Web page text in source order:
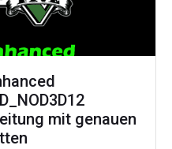
mit genauen